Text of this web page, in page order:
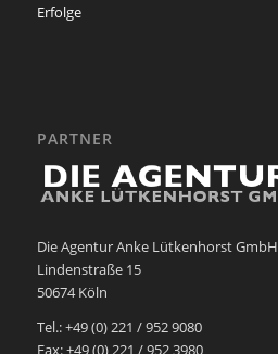
Erfolge
PARTNER
Die Agentur Anke Lütkenhorst GmbH
Lindenstraße 15
50674 Köln
Tel.: +49 (0) 221 / 952 9080
Fax: +49 (0) 221 / 952 3980